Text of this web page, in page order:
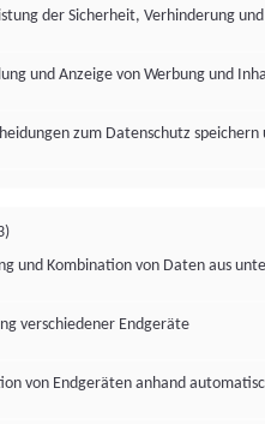
der Sicherheit, Verhinderung
und Anzeige von Werbung und
zum Datenschutz
und Kombination von Daten aus
verschiedener Endgeräte
von Endgeräten anhand